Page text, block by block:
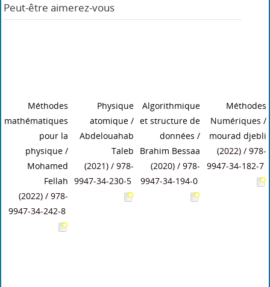
Peut-être aimerez-vous
Méthodes
mathématiques
pour la
physique /
Mohamed
Fellah
(2022) / 978-
9947-34-242-8
Physique
atomique /
Abdelouahab
Taleb
(2021) / 978-
9947-34-230-5
Algorithmique
et structure de
données /
Brahim Bessaa
(2020) / 978-
9947-34-194-0
Méthodes
Numériques /
mourad djebli
(2022) / 978-
9947-34-182-7